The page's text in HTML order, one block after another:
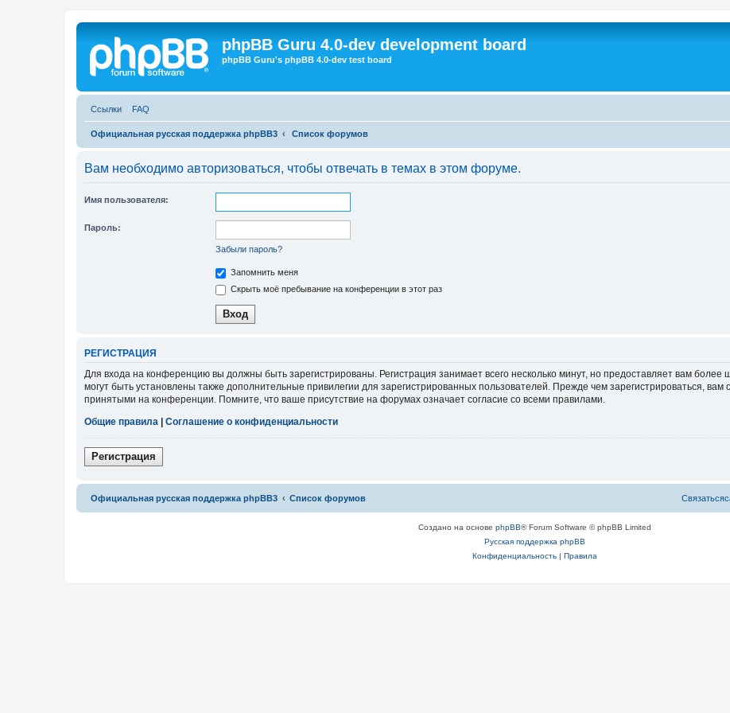
phpBB Guru 4.0-dev development board
phpBB Guru's phpBB 4.0-dev test board
Ссылки FAQ
Официальная русская поддержка phpBB3 Список форумов
Вам необходимо авторизоваться, чтобы отвечать в темах в этом форуме.
Имя пользователя:
Пароль:
Забыли пароль?
Запомнить меня
Скрыть моё пребывание на конференции в этот раз
РЕГИСТРАЦИЯ
Для входа на конференцию вы должны быть зарегистрированы. Регистрация занимает всего несколько минут, но предоставляет вам
могут быть установлены также дополнительные привилегии для зарегистрированных пользователей. Прежде чем зарегистрироваться, вам
принятыми на конференции. Помните, что ваше присутствие на форумах означает согласие со всеми правилами.
Общие правила
Соглашение о конфиденциальности
Регистрация
Официальная русская поддержка phpBB3 Список форумов
Связаться с
Связатьсяс
Создано на основе phpBB® Forum Software © phpBB Limited
Русская поддержка phpBB
Конфиденциальность| Правила